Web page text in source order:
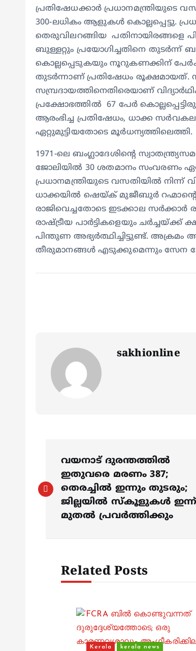
പ്രതിഷേധക്കാർ പ്രധാനമന്ത്രിയുടെ
300-ലധികം ആളുകൾ കൊല്ലപ്പെട്ടു.
തെരുവിലറങ്ങിയ പതിനായിരങ്ങളെ
ബുള്ളറ്റും പ്രയോഗിച്ചതിനെ തുടർന്ന്
കൊല്ലപ്പെടുകയും നൂറുകണക്കിന്
തുടർന്നാണ് പ്രതിഷേധം
സമ്പ്രദായത്തിനെതിരെയാണ്
പ്രക്ഷോഭത്തിൽ 67 പേർ
ആരംഭിച്ച പ്രതിഷേധം, ധാക്ക
ഏറ്റുമുട്ടിയതോടെ മൂർധന്യത്തിലെത്തി.
1971-ലെ ബംഗ്ലാദേശിൻ്റെ
ജോലിയിൽ 30 ശതമാനം സംവരണം
പ്രധാനമന്ത്രിയുടെ വസതിയില്‍ നിന്ന്
ധാക്കയിൽ ഷെയ്ക് മുജീബുർ റഹ്മാൻ്റെ
രാജിവെച്ചതോടെ ഇടക്കാല സർക്കാർ
രാഷ്ട്രീയ പാർട്ടികളെയും
പിന്തുണ അഭ്യർത്ഥിച്ചിട്ടുണ്ട്.
തീരുമാനങ്ങൾ എടുക്കുമെന്നും സേന
sakhionline
o
വയനാട് ദുരന്തത്തിൽ
ഇതുവരെ മരണം 387;
തെരച്ചിൽ ഇന്നും തുടരും;
ജില്ലയിൽ സ്കൂളുകൾ
മുതൽ പ്രവർത്തിക്കും
Related Posts
Kerala kerala news